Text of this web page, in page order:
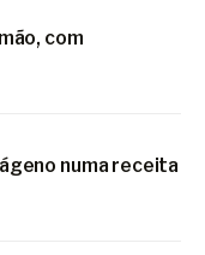
com
numa receita